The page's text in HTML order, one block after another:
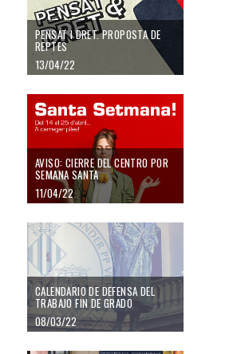
PENSAT I DRET. PROPOSTA DE
REPTES
13/04/22
Aviso: cierre del Centro por Semana Santa
AVISO: CIERRE DEL CENTRO POR
SEMANA SANTA
11/04/22
Calendario de Defensa del Trabajo Fin de Grado
CALENDARIO DE DEFENSA DEL
TRABAJO FIN DE GRADO
08/03/22
Éxito del V Foro de Empleo y Emprendimiento